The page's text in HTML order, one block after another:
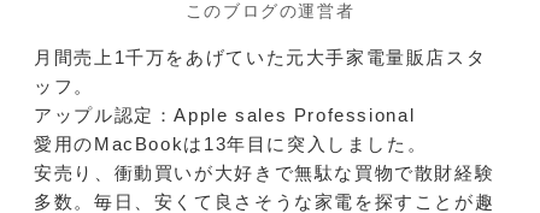
このブログの運営者
月間売上1千万をあげていた元大手家電量販店スタ
ッフ。
アップル認定：Apple sales Professional
愛用のMacBookは13年目に突入しました。
安売り、衝動買いが大好きで無駄な買物で散財経験
多数。毎日、安くて良さそうな家電を探すことが趣